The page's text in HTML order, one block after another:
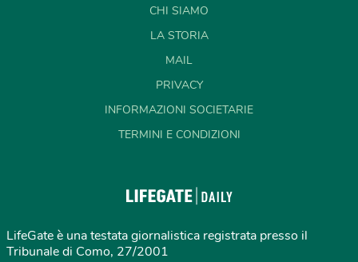
CHI SIAMO
LA STORIA
MAIL
PRIVACY
INFORMAZIONI SOCIETARIE
TERMINI E CONDIZIONI
LifeGate è una testata giornalistica registrata presso il
Tribunale di Como, 27/2001